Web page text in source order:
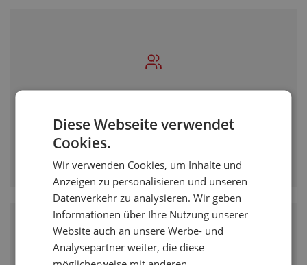
Sie sprechen direkt mit Ihrem persönlichen Projektleiter -
keine Callcenter, keine Warteschleifen. Beratung auf
Diese Webseite verwendet
Cookies.
Wir verwenden Cookies, um Inhalte und
Anzeigen zu personalisieren und unseren
Datenverkehr zu analysieren. Wir geben
Informationen über Ihre Nutzung unserer
Website auch an unsere Werbe- und
Analysepartner weiter, die diese